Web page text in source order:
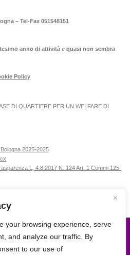
your browsing experience, serve
and analyze our traffic. By
to our use of
– Tel-Fax 051548151
anno di attività e quasi non sembra
Policy
DI QUARTIERE PER UN WELFARE DI
2025-2025
L, 4.8.2017 N. 124 Art. 1 Commi 125-
All Rights Reserved.